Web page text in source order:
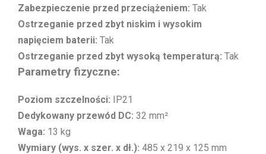
Zabezpieczenie przed przeciążeniem: Tak
Ostrzeganie przed zbyt niskim i wysokim
napięciem baterii: Tak
Ostrzeganie przed zbyt wysoką temperaturą: Tak
Parametry fizyczne:
Poziom szczelności: IP21
Dedykowany przewód DC: 32 mm²
Waga: 13 kg
Wymiary (wys. x szer. x dł.): 485 x 219 x 125 mm